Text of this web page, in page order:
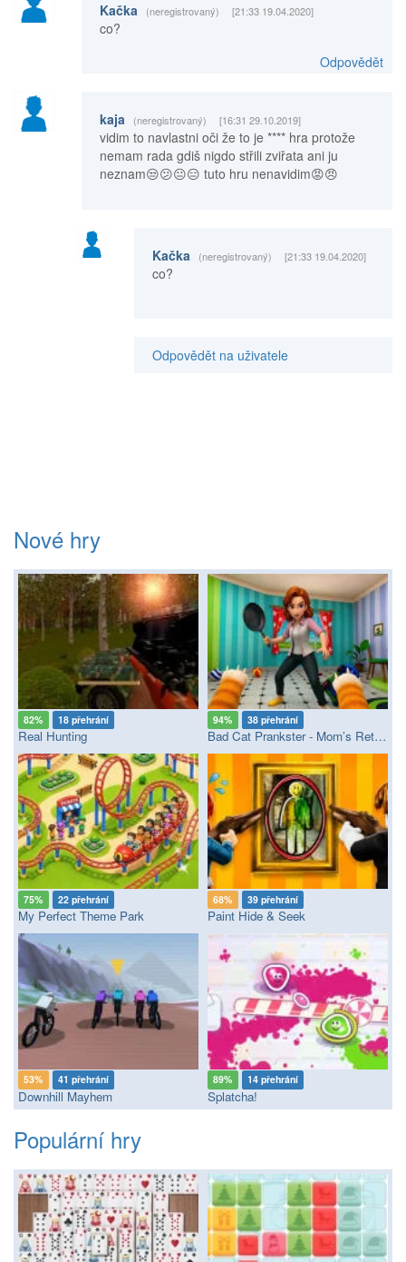
Kačka (neregistrovaný) [21:33 19.04.2020]
co?
Odpovědět
kaja (neregistrovaný) [16:31 29.10.2019]
vidim to navlastni oči že to je **** hra protože
nemam rada gdiš nigdo střili zviřata ani ju
neznam😒😕😐😑 tuto hru nenavidim😡😠
Kačka (neregistrovaný) [21:33 19.04.2020]
co?
Odpovědět na uživatele
Nové hry
82% 18 přehrání
Real Hunting
94% 38 přehrání
Bad Cat Prankster - Mom’s Return
75% 22 přehrání
My Perfect Theme Park
68% 39 přehrání
Paint Hide & Seek
53% 41 přehrání
Downhill Mayhem
89% 14 přehrání
Splatcha!
Populární hry